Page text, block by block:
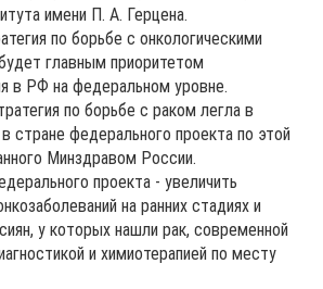
имени П. А. Герцена.
по борьбе с онкологическими
главным приоритетом
в РФ на федеральном уровне.
по борьбе с раком легла в
стране федерального проекта по этой
Минздравом России.
проекта - увеличить
на ранних стадиях и
у которых нашли рак, современной
и химиотерапией по месту